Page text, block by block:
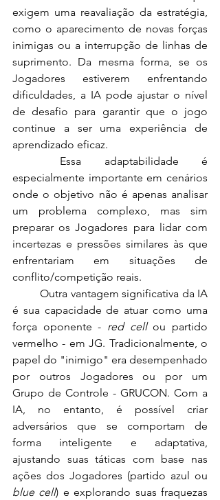
exigem uma reavaliação da estratégia,
como o aparecimento de novas forças
inimigas ou a interrupção de linhas de
suprimento. Da mesma forma, se os
Jogadores estiverem enfrentando
dificuldades, a IA pode ajustar o nível
de desafio para garantir que o jogo
continue a ser uma experiência de
aprendizado eficaz.
especialmente importante em cenários
onde o objetivo não é apenas analisar
um problema complexo, mas sim
preparar os Jogadores para lidar com
incertezas e pressões similares às que
enfrentariam em situações de
conflito/competição reais.
	Outra vantagem significativa da IA
é sua capacidade de atuar como uma
força oponente - red cell ou partido
vermelho - em JG. Tradicionalmente, o
papel do "inimigo" era desempenhado
por outros Jogadores ou por um
Grupo de Controle - GRUCON. Com a
IA, no entanto, é possível criar
adversários que se comportam de
forma inteligente e adaptativa,
ajustando suas táticas com base nas
blue cell) e explorando suas fraquezas